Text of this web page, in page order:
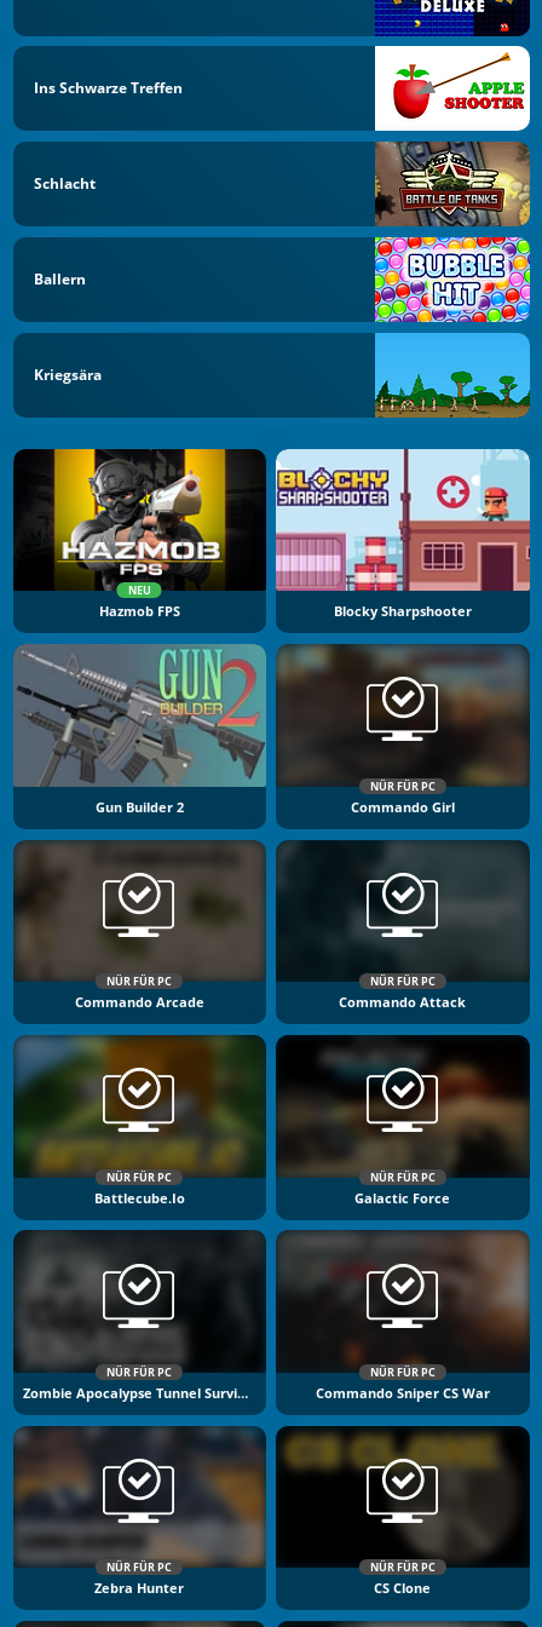
Ins Schwarze Treffen
Schlacht
Ballern
Kriegsära
NEU
Hazmob FPS Blocky Sharpshooter
Gun Builder 2
NÜR FÜR PC
Commando Girl
NÜR FÜR PC
Commando Arcade
NÜR FÜR PC
Commando Attack
NÜR FÜR PC
Battlecube.io
NÜR FÜR PC
Galactic Force
NÜR FÜR PC
Zombie Apocalypse Tunnel Survival
NÜR FÜR PC
Commando Sniper CS War
NÜR FÜR PC
Zebra Hunter
NÜR FÜR PC
CS Clone